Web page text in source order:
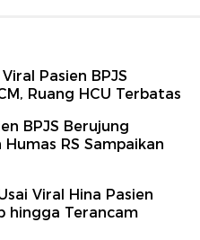
Pasien BPJS
Ruang HCU Terbatas
BPJS Berujung
RS Sampaikan
Viral Hina Pasien
hingga Terancam